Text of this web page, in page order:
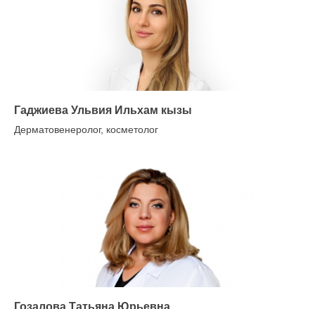
Гаджиева Ульвия Ильхам кызы
Дерматовенеролог, косметолог
Гозалова Татьяна Юрьевна